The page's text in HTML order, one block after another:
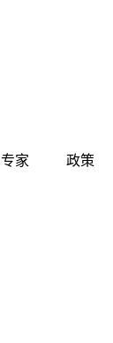
专家 政策